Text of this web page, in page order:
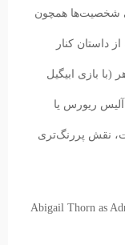
شخصیت‌ها همچون
داستان کنار
(با بازی ابیگیل
آلیس ریورس یا
نقش پررنگ‌تری